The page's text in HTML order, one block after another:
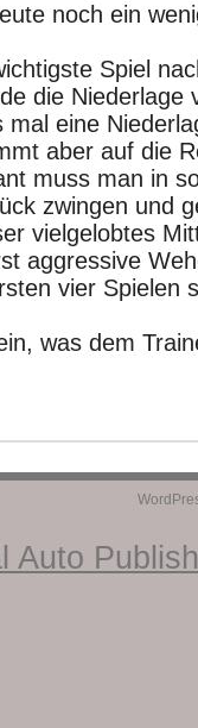
noch ein
Spiel
die Niederlage
eine
aber auf die
muss man in
zwingen und
vielgelobtes
aggressive
vier Spielen
was dem
Auto Publish